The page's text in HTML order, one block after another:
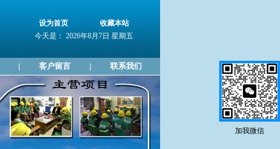
设为首页
收藏本站
今天是： 2026年8月7日 星期五
客户留言 联系我们
加我微信